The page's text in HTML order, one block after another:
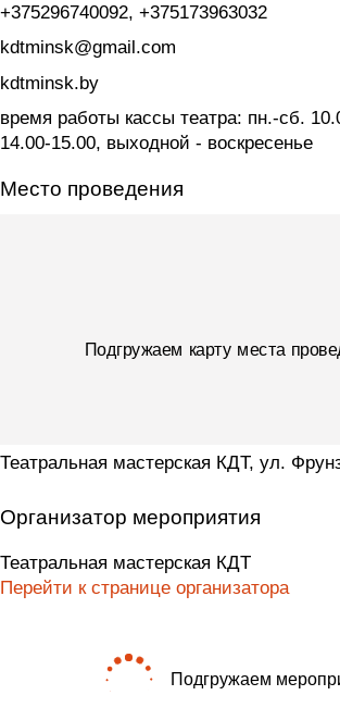
+375296740092, +375173963032
kdtminsk@gmail.com
kdtminsk.by
время работы кассы театра: пн.-сб.
14.00-15.00, выходной - воскресенье
Место проведения
Подгружаем карту места
Театральная мастерская КДТ, ул.
Организатор мероприятия
Театральная мастерская КДТ
Перейти к странице организатора
Подгружаем